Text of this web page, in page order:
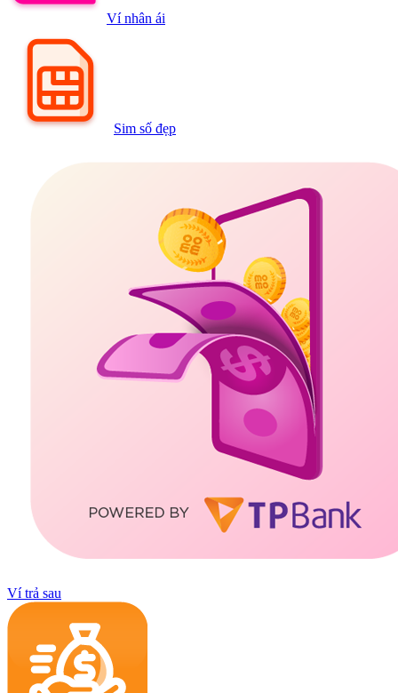
Ví nhân ái
Sim số đẹp
Ví trả sau